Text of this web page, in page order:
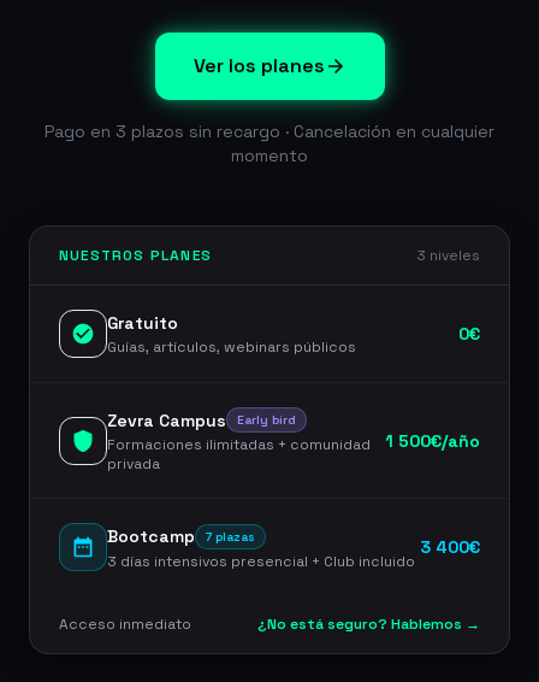
Ver los planes
Pago en 3 plazos sin recargo · Cancelación en cualquier
momento
NUESTROS PLANES 3 niveles
Gratuito
Guías, artículos, webinars públicos
0€
Zevra Campus Early bird
Formaciones ilimitadas + comunidad
privada
1 500€/año
Bootcamp 7 plazas
3 días intensivos presencial + Club incluido
3 400€
Acceso inmediato ¿No está seguro? Hablemos →